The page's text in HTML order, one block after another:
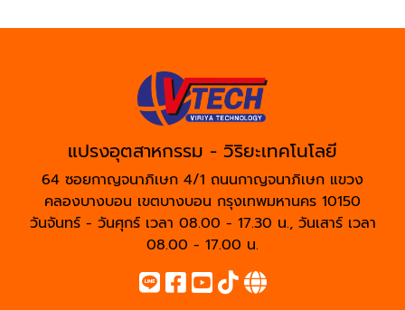
แปรงอุตสาหกรรม - วิริยะเทคโนโลยี
64 ซอยกาญจนาภิเษก 4/1 ถนนกาญจนาภิเษก แขวง
คลองบางบอน เขตบางบอน กรุงเทพมหานคร 10150
วันจันทร์ - วันศุกร์ เวลา 08.00 - 17.30 น., วันเสาร์ เวลา
08.00 - 17.00 น.